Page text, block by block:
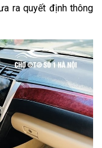
ra quyết định thông